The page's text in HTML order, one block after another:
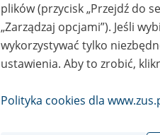
W związku z
listopada 2020 r.
opóźnienia w
W związku z tym dla
Start” tzw. 300+
plików (przycisk „Przejdź do
„Zarządzaj opcjami”). Jeśli
wykorzystywać tylko
ustawienia. Aby to zrobić,
Polityka cookies dla